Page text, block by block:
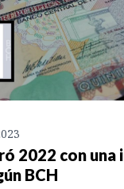
2022 con una
BCH